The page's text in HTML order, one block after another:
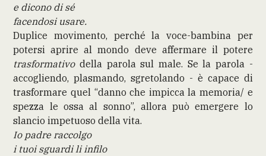
e dicono di sé
facendosi usare.
Duplice movimento, perché la voce-bambina per
potersi aprire al mondo deve affermare il potere
trasformativodella parola sul male. Se la parola -
accogliendo, plasmando, sgretolando - è capace di
trasformare quel “danno che impicca la memoria/ e
spezza le ossa al sonno”, allora può emergere lo
slancio impetuoso della vita.
Io padre raccolgo
i tuoi sguardi li infilo